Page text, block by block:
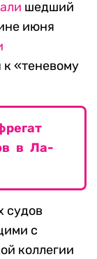
шедший
июня
«теневому
в Ла-
судов
с
коллегии